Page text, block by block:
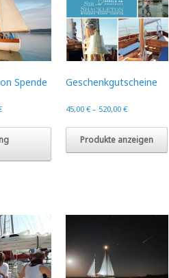
Spende
Dieses
Produkt
weist
mehrere
Optionen
auf
der
Produktseite
Geschenkgutscheine
45,00€ – 520,00€
Produkte anzeigen